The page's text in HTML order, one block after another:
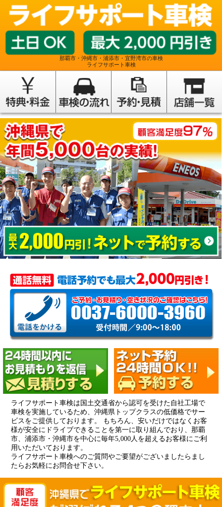
那覇市・沖縄市・浦添市・宜野湾市の車検
ライフサポート車検
ライフサポート車検は国土交通省から認可を受けた自社工場で
車検を実施しているため、沖縄県トップクラスの低価格でサー
ビスをご提供しております。 もちろん、安いだけではなくお客
様が安全にドライブできることを第一に取り組んでおり、那覇
市、浦添市・沖縄市を中心に毎年5,000人を超えるお客様にご利
用いただいております。
ライフサポート車検へのご質問やご要望がございましたらまし
たらお気軽にお問合せ下さい。